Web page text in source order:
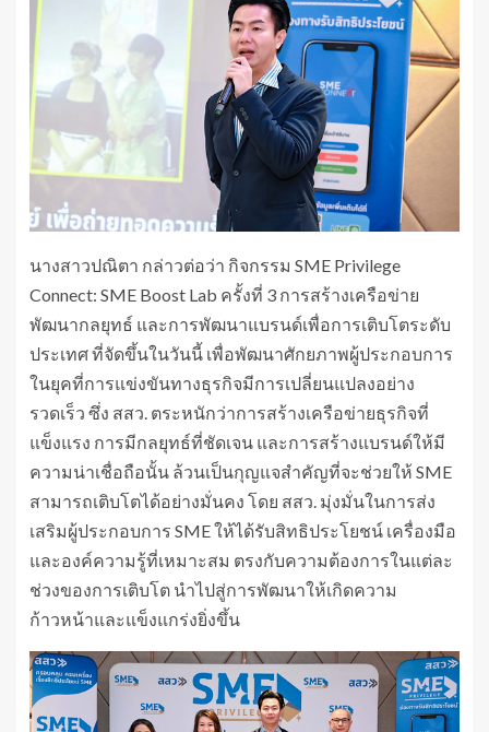
นางสาวปณิตา กล่าวต่อว่า กิจกรรม SME Privilege
Connect: SME Boost Lab ครั้งที่ 3 การสร้างเครือข่าย
พัฒนากลยุทธ์ และการพัฒนาแบรนด์เพื่อการเติบโตระดับ
ประเทศ ที่จัดขึ้นในวันนี้ เพื่อพัฒนาศักยภาพผู้ประกอบการ
ในยุคที่การแข่งขันทางธุรกิจมีการเปลี่ยนแปลงอย่าง
รวดเร็ว ซึ่ง สสว. ตระหนักว่าการสร้างเครือข่ายธุรกิจที่
แข็งแรง การมีกลยุทธ์ที่ชัดเจน และการสร้างแบรนด์ให้มี
ความน่าเชื่อถือนั้น ล้วนเป็นกุญแจสำคัญที่จะช่วยให้ SME
สามารถเติบโตได้อย่างมั่นคง โดย สสว. มุ่งมั่นในการส่ง
เสริมผู้ประกอบการ SME ให้ได้รับสิทธิประโยชน์ เครื่องมือ
และองค์ความรู้ที่เหมาะสม ตรงกับความต้องการในแต่ละ
ช่วงของการเติบโต นำไปสู่การพัฒนาให้เกิดความ
ก้าวหน้าและแข็งแกร่งยิ่งขึ้น